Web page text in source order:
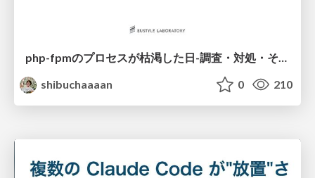
php-fpmのプロセスが枯渇した日-調査・対処・そして本当にやるべきだったこと-
shibuchaaaan
0 210